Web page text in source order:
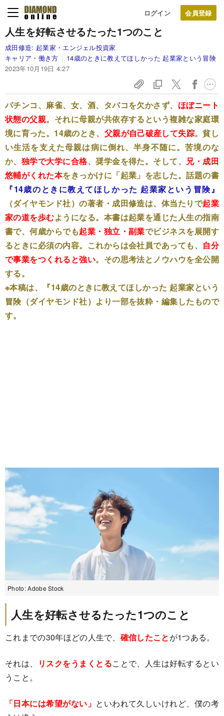
ログイン
人生を好転させるたった1つのこと
成田修造: 起業家・エンジェル投資家
キャリア・働き方
14歳のときに教えてほしかった 起業家という冒険
2023年10月19日 4:27
パチンコ、麻雀、女、酒、タバコを欠かさず、 ほぼニート
状態の父親。それに母親が共依存するという複雑な家庭環
境に育った。14歳のとき、 父親が自己破産して失踪。貧し
い生活を支えた母親は病に倒れ、半身不随に。苦境のな
か、 独学で大学に合格、奨学金を得た。そして、 兄・成田
悠輔がくれた本をきっかけに「起業」を志した。話題の書
『14歳のときに教えてほしかった 起業家という冒険』
（ダイヤモンド社）の著者・成田修造は、体当たりで起業
家の道を歩むようになる。本書は起業を通じた人生の指南
書で、何歳からでも起業・独立・副業でビジネスを展開す
るときに必須の内容。これからは会社員であっても、 自分
で事業をつくれると強い。その思考法とノウハウを全公開
する。
※本稿は、『14歳のときに教えてほしかった 起業家という
冒険（ダイヤモンド社）より一部を抜粋・編集したもので
す。
Photo: Adobe Stock
人生を好転させるたった1つのこと
これまでの30年ほどの人生で、 確信したことが1つある。
それは、 リスクをうまくとることで、人生は好転するとい
うこと。
「日本には希望がない」 といわれて久しいけれど、僕の考